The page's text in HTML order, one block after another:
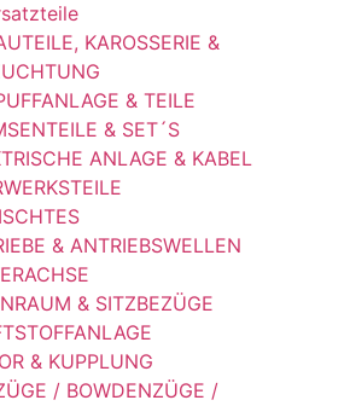
KAROSSERIE &
& TEILE
& SET´S
ANLAGE & KABEL
& ANTRIEBSWELLEN
& SITZBEZÜGE
& KUPPLUNG
/ BOWDENZÜGE /